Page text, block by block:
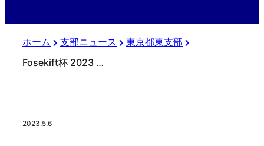
ホーム 支部ニュース
東京都東支部
Fosekift杯 2023 日本少年野球東京都東支部中学２年生大会 決勝戦
2023.5.6